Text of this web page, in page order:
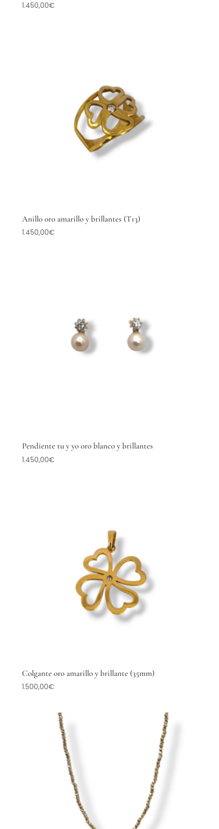
1.450,00€
Anillo oro amarillo y brillantes (T13)
1.450,00€
Pendiente tu y yo oro blanco y brillantes
1.450,00€
Colgante oro amarillo y brillante (35mm)
1.500,00€